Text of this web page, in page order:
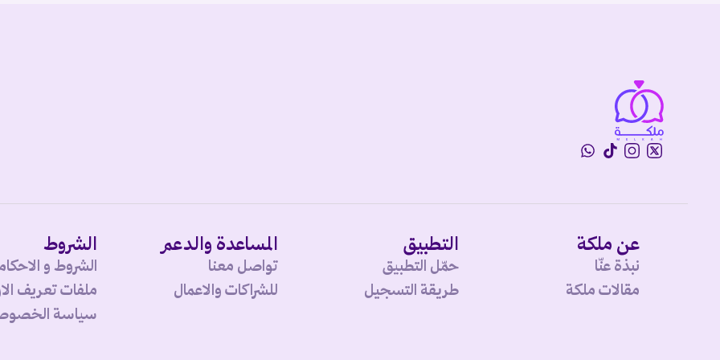
عن ملكة
نبذة عنّا
مقالات ملكة
التطبيق
حمّل التطبيق
طريقة التسجيل
المساعدة والدعم
تواصل معنا
للشراكات والاعمال
الشروط
الشروط و
ملفات تعريف
سياسة